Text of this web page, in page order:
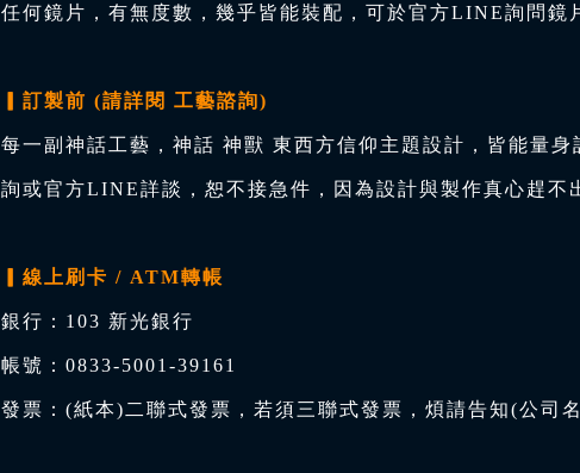
任何鏡片，有無度數，幾乎皆能裝配，可於官方LINE詢問鏡
▎訂製前 (請詳閱 工藝諮詢)
每一副神話工藝，神話 神獸 東西方信仰主題設計，皆能量身
詢或官方LINE詳談，恕不接急件，因為設計與製作真心趕不
▎線上刷卡 / ATM轉帳
銀行：103 新光銀行
帳號：0833-5001-39161
發票：(紙本)二聯式發票，若須三聯式發票，煩請告知(公司